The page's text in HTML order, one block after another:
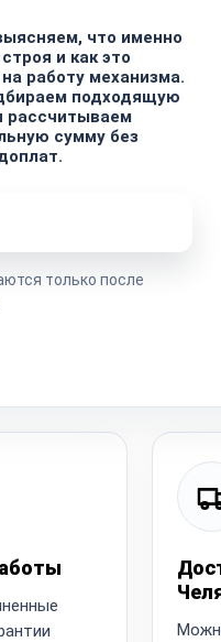
что именно
и как это
работу механизма.
подходящую
рассчитываем
сумму без
только после